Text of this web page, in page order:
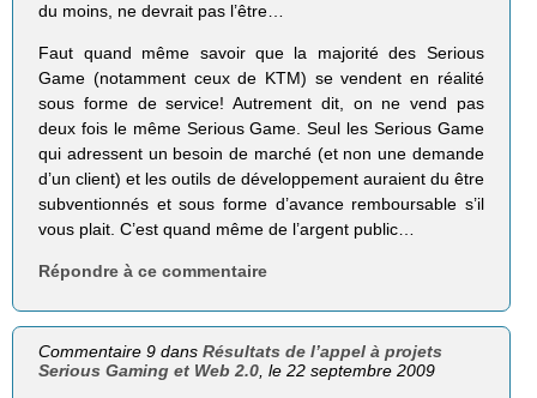
du moins, ne devrait pas l’être…
Faut quand même savoir que la majorité des Serious
Game (notamment ceux de KTM) se vendent en réalité
sous forme de service! Autrement dit, on ne vend pas
deux fois le même Serious Game. Seul les Serious Game
qui adressent un besoin de marché (et non une demande
d’un client) et les outils de développement auraient du être
subventionnés et sous forme d’avance remboursable s’il
vous plait. C’est quand même de l’argent public…
Répondre à ce commentaire
Commentaire 9 dansRésultats de l’appel à projets
Serious Gaming et Web 2.0, le 22 septembre 2009